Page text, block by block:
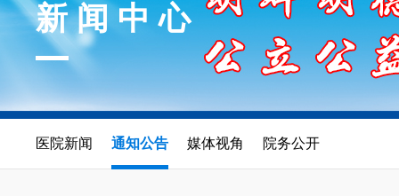
新闻中心
医院新闻 通知公告 媒体视角 院务公开